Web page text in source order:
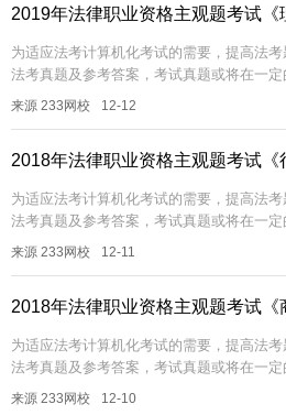
2019年法律职业资格主观题考试
为适应法考计算机化考试的需要，提高法
法考真题及参考答案，考试真题或将在一
真题非常具有参考价值，233网校帮大家汇
来源 233网校 12-12
2018年法律职业资格主观题考试
为适应法考计算机化考试的需要，提高法
法考真题及参考答案，考试真题或将在一
真题非常具有参考价值，233网校帮大家汇
来源 233网校 12-11
2018年法律职业资格主观题考试
为适应法考计算机化考试的需要，提高法
法考真题及参考答案，考试真题或将在一
真题非常具有参考价值，233网校帮大家汇
来源 233网校 12-10